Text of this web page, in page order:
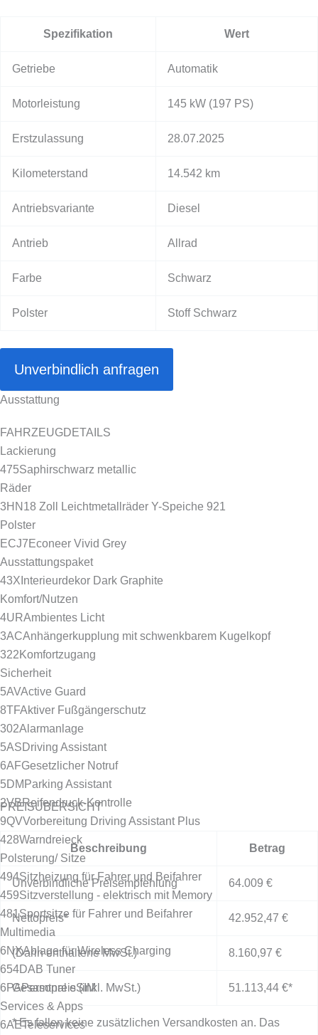
Spezifikation Wert
Getriebe Automatik
Motorleistung 145 kW (197 PS)
Erstzulassung 28.07.2025
Kilometerstand 14.542 km
Antriebsvariante Diesel
Antrieb Allrad
Farbe Schwarz
Polster Stoff Schwarz
Unverbindlich anfragen
Ausstattung
FAHRZEUGDETAILS
Lackierung
475Saphirschwarz metallic
Räder
3HN 18 Zoll Leichtmetallräder Y-Speiche 921
Polster
ECJ7 Econeer Vivid Grey
Ausstattungspaket
43X Interieurdekor Dark Graphite
Komfort/Nutzen
4URAmbientes Licht
3ACAnhängerkupplung mit schwenkbarem Kugelkopf
322 Komfortzugang
Sicherheit
5AVActive Guard
8TFAktiver Fußgängerschutz
302Alarmanlage
5AS Driving Assistant
6AFGesetzlicher Notruf
5DM Parking Assistant
2VBReifendruck-Kontrolle
9QVVorbereitung Driving Assistant Plus
428Warndreieck
Polsterung/ Sitze
494Sitzheizung für Fahrer und Beifahrer
459Sitzverstellung - elektrisch mit Memory
481Sportsitze für Fahrer und Beifahrer
Multimedia
6NXAblage für Wireless Charging
654DAB Tuner
6PAPersonal eSIM
Services & Apps
6AETeleservices
PREISÜBERSICHT
Beschreibung Betrag
Unverbindliche Preisempfehlung 64.009 €
Nettopreis* 42.952,47 €
(Darin enthaltene MwSt.) 8.160,97 €
Gesamtpreis (inkl. MwSt.) 51.113,44 €*
* Es fallen keine zusätzlichen Versandkosten an. Das